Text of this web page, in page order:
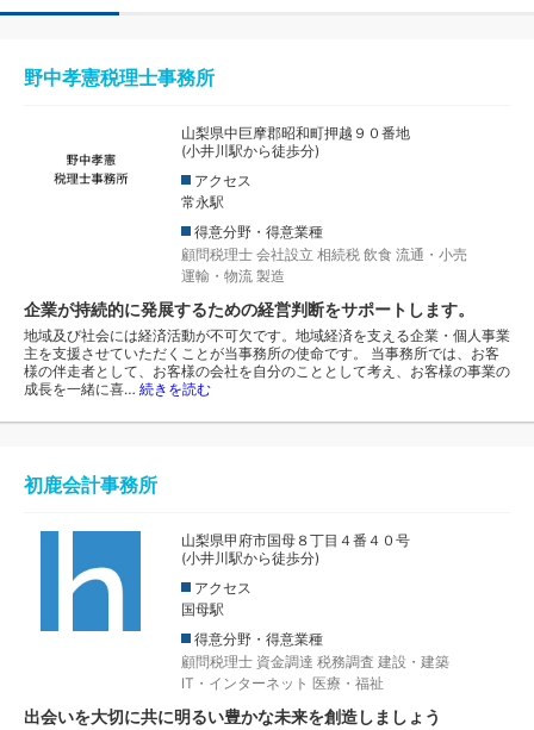
野中孝憲税理士事務所
山梨県中巨摩郡昭和町押越９０番地
(小井川駅から徒歩分)
アクセス
常永駅
得意分野・得意業種
顧問税理士 会社設立 相続税 飲食 流通・小売
運輸・物流 製造
企業が持続的に発展するための経営判断をサポートします。
地域及び社会には経済活動が不可欠です。地域経済を支える企業・個人事業
主を支援させていただくことが当事務所の使命です。 当事務所では、お客
様の伴走者として、お客様の会社を自分のこととして考え、お客様の事業の
成長を一緒に喜… 続きを読む
初鹿会計事務所
山梨県甲府市国母８丁目４番４０号
(小井川駅から徒歩分)
アクセス
国母駅
得意分野・得意業種
顧問税理士 資金調達 税務調査 建設・建築
IT・インターネット 医療・福祉
出会いを大切に共に明るい豊かな未来を創造しましょう